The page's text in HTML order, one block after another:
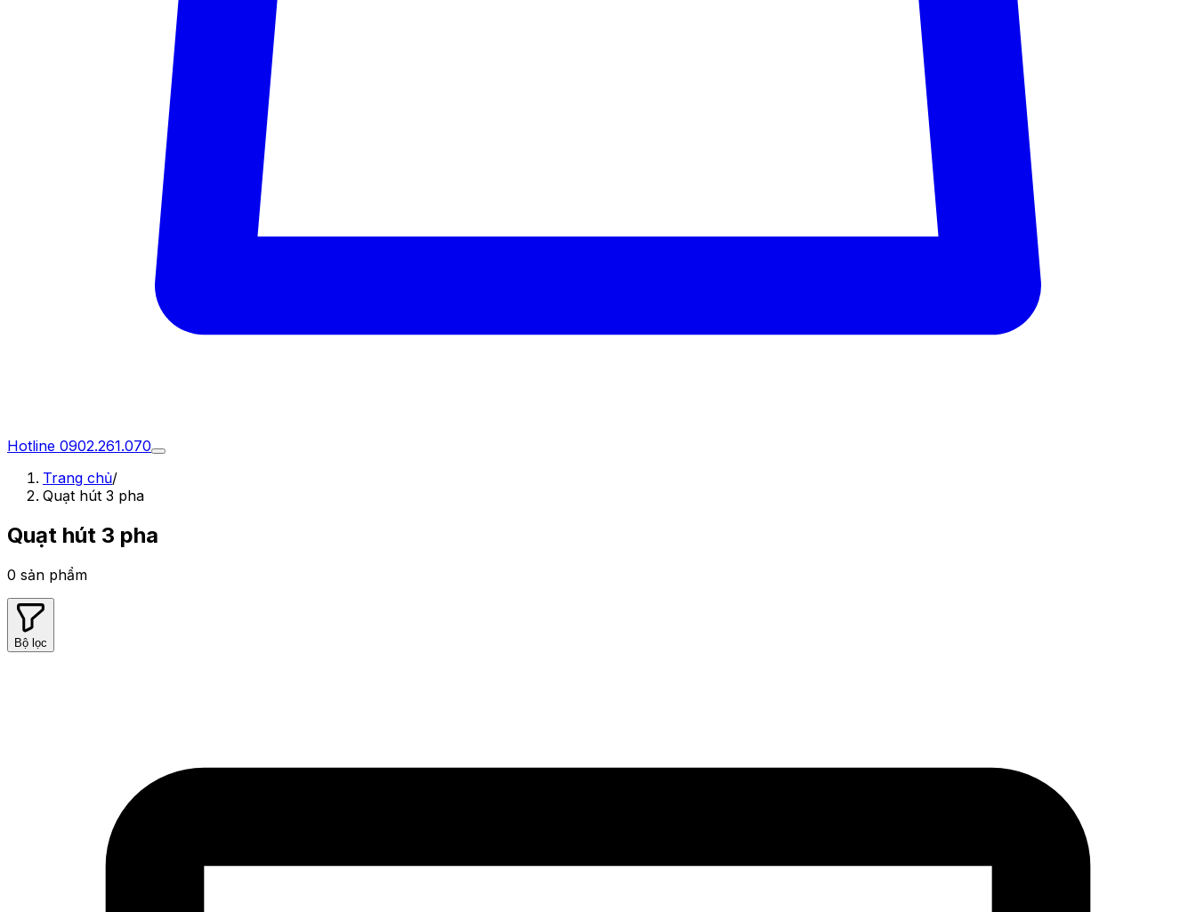
Hotline 0902.261.070
Trang chủ/
Quạt hút 3 pha
Quạt hút 3 pha
0 sản phẩm
Bộ lọc